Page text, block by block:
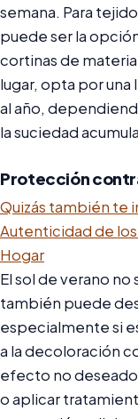
semana. Para
puede ser la
cortinas de
lugar, opta por
al año,
la suciedad
Protección
Quizás también te
Autenticidad de los
Hogar
El sol de verano
también puede
especialmente si
a la decoloración
efecto no
o aplicar